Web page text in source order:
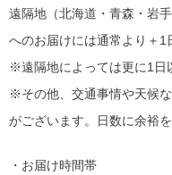
遠隔地（北海道・青森・岩
へのお届けには通常より＋1
※遠隔地によっては更に1日
※その他、交通事情や天候
がございます。日数に余裕
・お届け時間帯